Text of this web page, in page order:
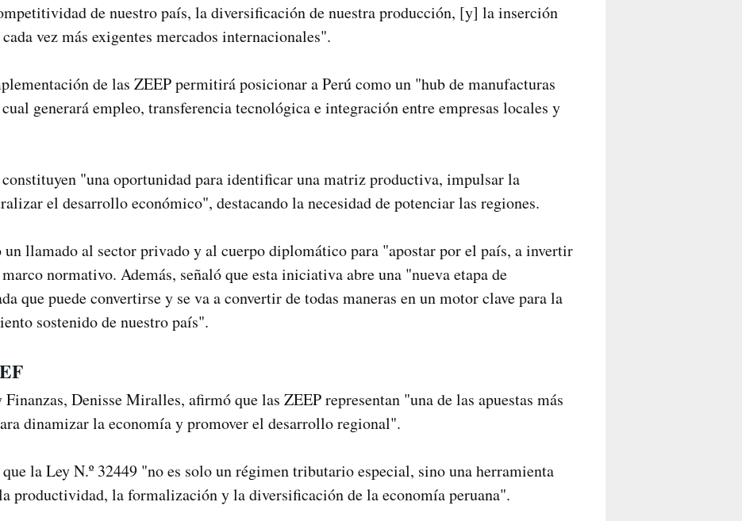
de nuestro país, la diversificación de nuestra producción, [y] la inserción
vez más exigentes mercados internacionales".
de las ZEEP permitirá posicionar a Perú como un "hub de manufacturas
generará empleo, transferencia tecnológica e integración entre empresas locales y
"una oportunidad para identificar una matriz productiva, impulsar la
el desarrollo económico", destacando la necesidad de potenciar las regiones.
llamado al sector privado y al cuerpo diplomático para "apostar por el país, a invertir
normativo. Además, señaló que esta iniciativa abre una "nueva etapa de
que puede convertirse y se va a convertir de todas maneras en un motor clave para la
sostenido de nuestro país".
Denisse Miralles, afirmó que las ZEEP representan "una de las apuestas más
dinamizar la economía y promover el desarrollo regional".
la Ley N.º 32449 "no es solo un régimen tributario especial, sino una herramienta
productividad, la formalización y la diversificación de la economía peruana".